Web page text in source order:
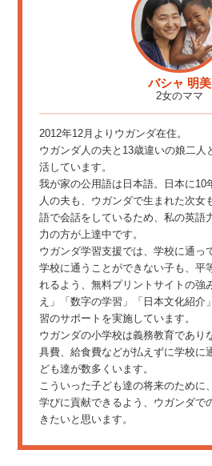
バシャ 明美
2女のママ
2012年12月よりウガンダ在住。
ウガンダ人の夫と13歳違いの娘二人
活しています。
我が家の公用語は日本語。日本に10
人の夫も、ウガンダで生まれた次女
語で会話をしているため、私の英語
力の方が上達中です。
ウガンダ学習支援では、学校に通っ
学校に通うことができない子も、平
れるよう、無料プリントサイトの強
え」「数字の学習」「日本文化紹介
習のサポートを実施しています。
ウガンダの小学校は義務教育であり
具費、給食費などが払えずに学校に
ども達が数多くいます。
こういった子ども達の将来のために
学びに貢献できるよう、ウガンダで
きたいと思います。